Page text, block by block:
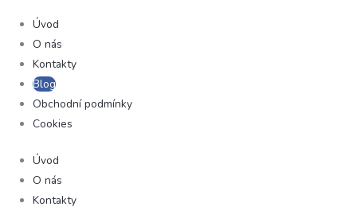
Úvod
O nás
Kontakty
Blog
Obchodní podmínky
Cookies
Úvod
O nás
Kontakty